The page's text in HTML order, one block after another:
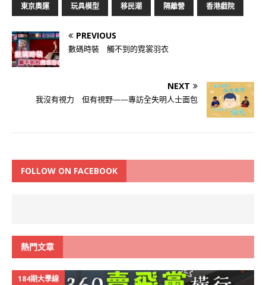
東京奧運 玩具模型 移民潮 隔離營 香港戲院
PREVIOUS
數碼時裝 觸不到的霓裳羽衣
NEXT
我沒有視力 但有視野——專訪全失明人士面包
FOLLOW ON FACEBOOK
熱門文章
184期大學線